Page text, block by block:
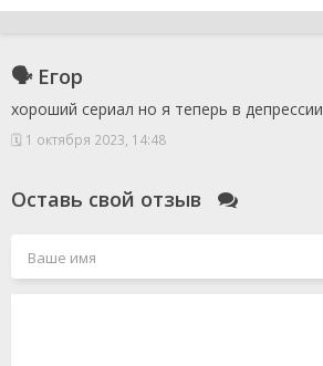
🗣 Егор
хороший сериал но я теперь в депрессии
🗓 1 октября 2023, 14:48
Оставь свой отзыв